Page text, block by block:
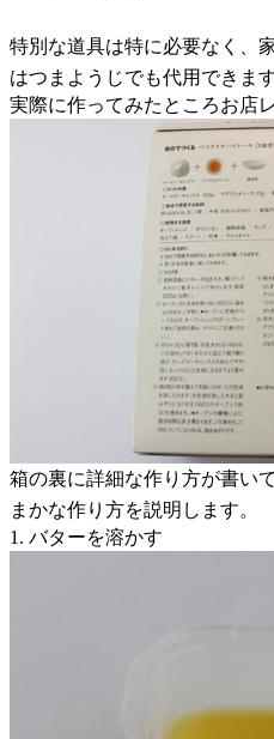
特別な道具は特に必要なく、
はつまようじでも代用できます
実際に作ってみたところお店
箱の裏に詳細な作り方が書い
まかな作り方を説明します。
1. バターを溶かす